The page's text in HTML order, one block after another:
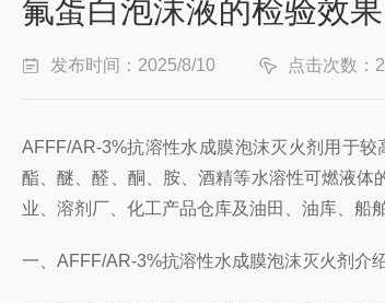
氟蛋白泡沫液的检验效果
发布时间：2025/8/10 点击次数：
AFFF/AR-3%抗溶性水成膜泡沫灭火剂用于
酯、醚、醛、酮、胺、酒精等水溶性可燃液
业、溶剂厂、化工产品仓库及油田、油库、船
一、AFFF/AR-3%抗溶性水成膜泡沫灭火剂介